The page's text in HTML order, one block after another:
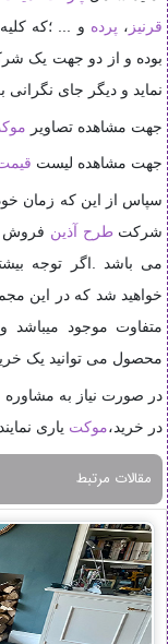
قرنیز ، پرده و ... ؛که
بوده و از دو جهت یک
نماید و دیگر جای نگرانی
جهت مشاهده تصاویر
جهت مشاهده لیست
سپاس از این که زمان
شرکتطرح آذین فروش
می باشد .اگر توجه
خواهید شد که در این
متفاوت موجود
محصول می توانید یک خرید
در صورت نیاز به
در خرید،موکت یاری نمایند.
مقالات مرتبط